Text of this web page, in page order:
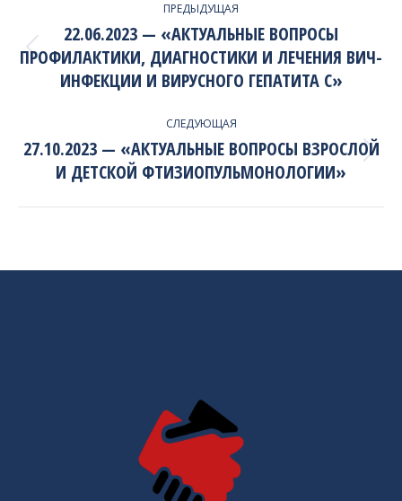
NAVIGATION
ПРЕДЫДУЩАЯ
Previous
project:
22.06.2023 — «АКТУАЛЬНЫЕ ВОПРОСЫ
ПРОФИЛАКТИКИ, ДИАГНОСТИКИ И ЛЕЧЕНИЯ ВИЧ-
ИНФЕКЦИИ И ВИРУСНОГО ГЕПАТИТА С»
СЛЕДУЮЩАЯ
Next
project:
27.10.2023 — «АКТУАЛЬНЫЕ ВОПРОСЫ ВЗРОСЛОЙ
И ДЕТСКОЙ ФТИЗИОПУЛЬМОНОЛОГИИ»